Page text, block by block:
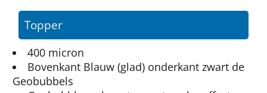
Topper
400 micron
Bovenkant Blauw (glad) onderkant zwart de
Geobubbels